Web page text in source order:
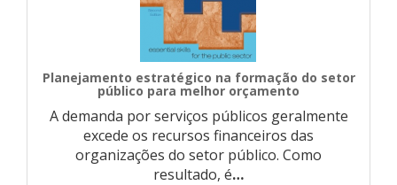
Planejamento estratégico na formação do setor
público para melhor orçamento
A demanda por serviços públicos geralmente
excede os recursos financeiros das
organizações do setor público. Como
resultado, é…